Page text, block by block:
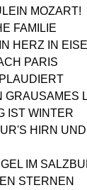
MOZART!
FAMILIE
HERZ IN
PARIS
GRAUSAMES
IST WINTER
HIRN
IM
STERNEN